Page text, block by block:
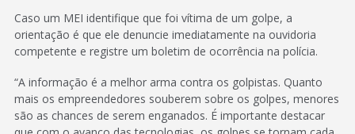
Caso um MEI identifique que foi vítima de um golpe, a
orientação é que ele denuncie imediatamente na ouvidoria
competente e registre um boletim de ocorrência na polícia.
“A informação é a melhor arma contra os golpistas. Quanto
mais os empreendedores souberem sobre os golpes, menores
são as chances de serem enganados. É importante destacar